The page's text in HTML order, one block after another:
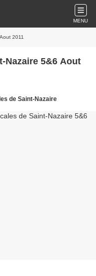
MENU
2011
Nazaire 5&6 Aout
de Saint-Nazaire